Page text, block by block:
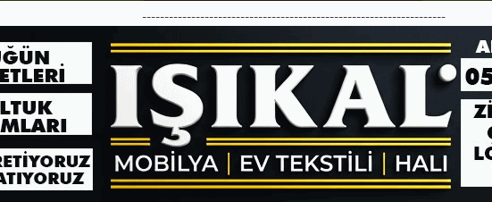
--------------------------------------------------------------------